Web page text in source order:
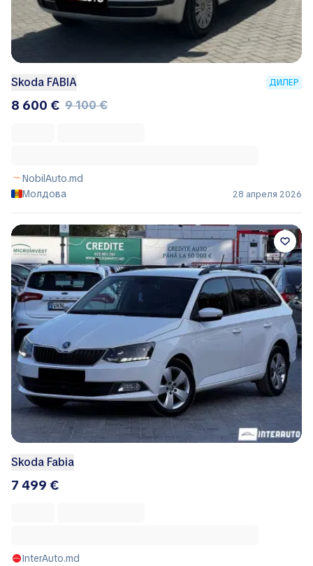
Молдова
03 мая 2026
Skoda FABIA ДИЛЕР
8 600 € 9 100 €
NobilAuto.md
Молдова
28 апреля 2026